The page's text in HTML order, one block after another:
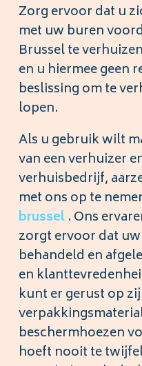
Zorg ervoor dat u
met uw buren
Brussel te
en u hiermee geen
beslissing om te
lopen.
Als u gebruik wilt
van een verhuizer
verhuisbedrijf,
met ons op te
brussel. Ons
zorgt ervoor dat
behandeld en
en
kunt er gerust op
beschermhoezen
hoeft nooit te